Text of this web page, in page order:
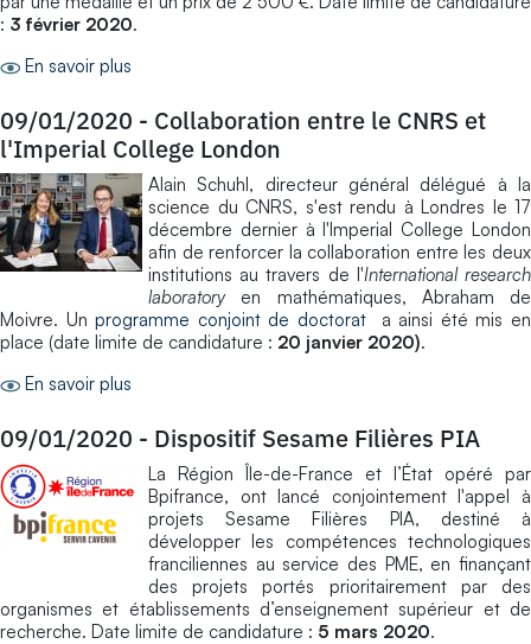
: 3 février 2020.
En savoir plus
09/01/2020 - Collaboration entre le CNRS et
l'Imperial College London
Alain Schuhl, directeur général délégué à la
science du CNRS, s'est rendu à Londres le 17
décembre dernier à l'Imperial College London
afin de renforcer la collaboration entre les deux
institutions au travers de l'International research
laboratoryen mathématiques, Abraham de
Moivre. Unprogramme conjoint de doctorata ainsi été mis en
place (date limite de candidature : 20 janvier 2020).
En savoir plus
09/01/2020 - Dispositif Sesame Filières PIA
La Région Île-de-France et l’État opéré par
Bpifrance, ont lancé conjointement l'appel à
projets Sesame Filières PIA, destiné à
développer les compétences technologiques
franciliennes au service des PME, en finançant
des projets portés prioritairement par des
organismes et établissements d’enseignement supérieur et de
recherche. Date limite de candidature : 5 mars 2020.